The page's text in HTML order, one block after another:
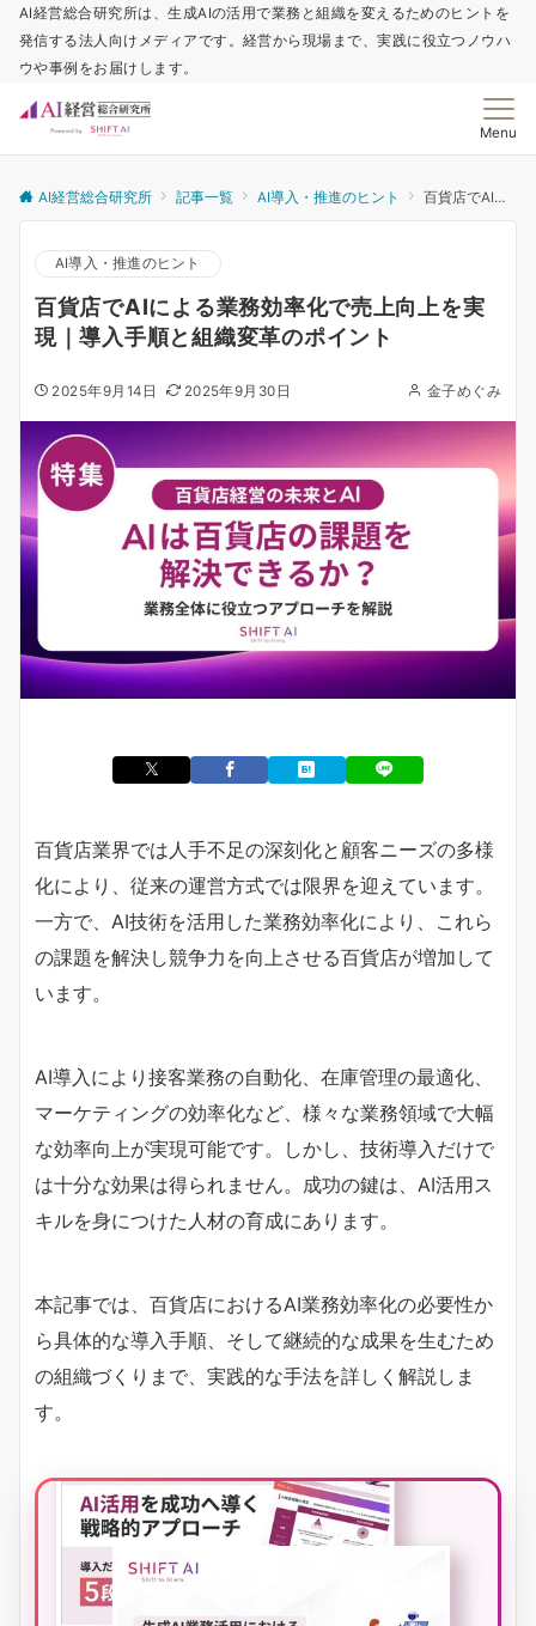
AI経営総合研究所は、生成AIの活用で業務と組織を変えるためのヒントを
発信する法人向けメディアです。経営から現場まで、実践に役立つノウハ
ウや事例をお届けします。
Menu
AI経営総合研究所 記事一覧 AI導入・推進のヒント 百貨店でAIによる業務効率化で売上向上を実現｜導入手順と組織変革のポイント
AI導入・推進のヒント
百貨店でAIによる業務効率化で売上向上を実
現｜導入手順と組織変革のポイント
2025年9月14日 2025年9月30日 金子めぐみ
百貨店業界では人手不足の深刻化と顧客ニーズの多様
化により、従来の運営方式では限界を迎えています。
一方で、AI技術を活用した業務効率化により、これら
の課題を解決し競争力を向上させる百貨店が増加して
います。
AI導入により接客業務の自動化、在庫管理の最適化、
マーケティングの効率化など、様々な業務領域で大幅
な効率向上が実現可能です。しかし、技術導入だけで
は十分な効果は得られません。成功の鍵は、AI活用ス
キルを身につけた人材の育成にあります。
本記事では、百貨店におけるAI業務効率化の必要性か
ら具体的な導入手順、そして継続的な成果を生むため
の組織づくりまで、実践的な手法を詳しく解説しま
す。